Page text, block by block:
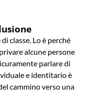
classe. Lo è perché
alcune persone
parlare di
e identitario è
cammino verso una